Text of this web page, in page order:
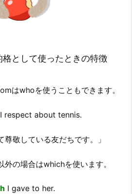
格として使ったときの特徴
はwhoを使うこともできます。
I respect about tennis.
尊敬している友だちです。」
外の場合はwhichを使います。
I gave to her.